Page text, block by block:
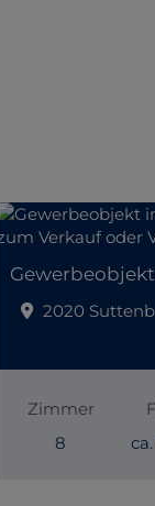
2020
Zimmer
8